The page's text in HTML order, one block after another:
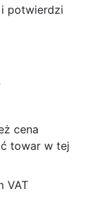
potwierdzi
cena
towar w tej
VAT